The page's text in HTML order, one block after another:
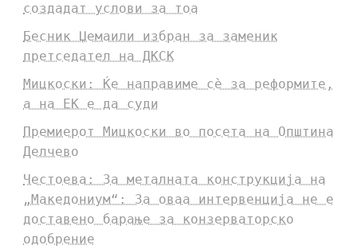
создадат услови за тоа
Бесник Џемаили избран за заменик
претседател на ДКСК
Мицкоски: Ќе направиме сè за реформите,
а на ЕК е да суди
Премиерот Мицкоски во посета на Општина
Делчево
Честоева: За металната конструкција на
„Македониум“: За оваа интервенција не е
доставено барање за конзерваторско
одобрение